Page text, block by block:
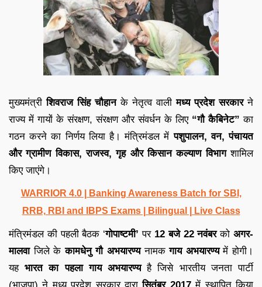
मुख्यमंत्रीशिवराज सिंह चौहानके नेतृत्व वालीमध्य प्रदेश सरकारने
राज्य में गायों के संरक्षण, संरक्षण और संवर्धन के लिए “गौ कैबिनेट” का
गठन करने का निर्णय लिया है। मंत्रिमंडल मेंपशुपालन, वन, पंचायत
और ग्रामीण विकास, राजस्व, गृह और किसान कल्याण विभागशामिल
किए जाएंगे।
WARRIOR 4.0 | Banking Awareness Batch for SBI,
RRB, RBI and IBPS Exams | Bilingual | Live Class
मंत्रिमंडल की पहली बैठक ‘गोपाष्टमी’ पर 12 बजे 22 नवंबरकोअगर-
मालवाजिले केकामधेनु गौ अभयारण्यनामक गाय अभयारण्यमें होगी।
यहभारत का पहला गाय अभयारण्यहै जिसे भारतीय जनता पार्टी
(भाजपा) ने मध्य प्रदेश सरकार द्वारासितंबर 2017में स्थापित किया